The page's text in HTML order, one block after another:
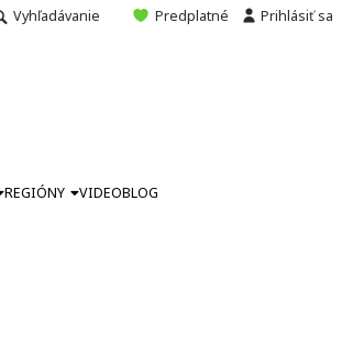
Vyhľadávanie Predplatné Prihlásiť sa
REGIÓNY VIDEOBLOG